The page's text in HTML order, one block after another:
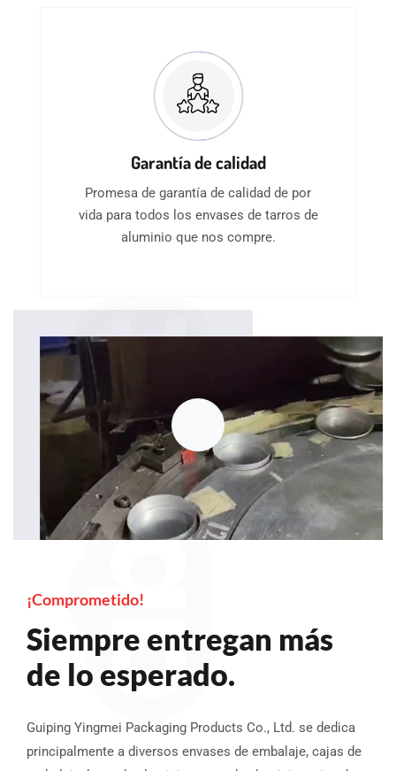
Garantía de calidad
Promesa de garantía de calidad de por
vida para todos los envases de tarros de
aluminio que nos compre.
¡Comprometido!
Siempre entregan más
de lo esperado.
Guiping Yingmei Packaging Products Co., Ltd. se dedica
principalmente a diversos envases de embalaje, cajas de